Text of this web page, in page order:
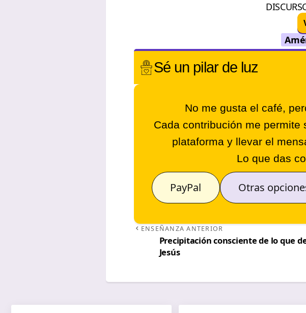
Sé un pilar de luz
No me gusta el café,
Cada contribución me
plataforma y llevar el
Lo que das
PayPal Otras
ENSEÑANZA ANTERIOR
Precipitación consciente de lo que
Jesús